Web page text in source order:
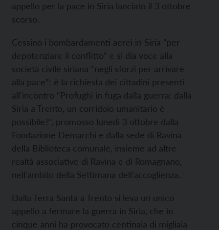
appello per la pace in Siria lanciato il 3 ottobre
scorso.
Cessino i bombardamenti aerei in Siria “per
depotenziare il conflitto” e si dia voce alla
società civile siriana “negli sforzi per arrivare
alla pace”: è la richiesta dei cittadini presenti
all'incontro “Profughi in fuga dalla guerra: dalla
Siria a Trento, un corridoio umanitario è
possibile?”, promosso lunedì 3 ottobre dalla
Fondazione Demarchi e dalla sede di Ravina
della Biblioteca comunale, insieme ad altre
realtà associative di Ravina e di Romagnano,
nell'ambito della Settimana dell'accoglienza.
Dalla Terra Santa a Trento si leva un unico
appello a fermare la guerra in Siria, che in
cinque anni ha provocato centinaia di migliaia